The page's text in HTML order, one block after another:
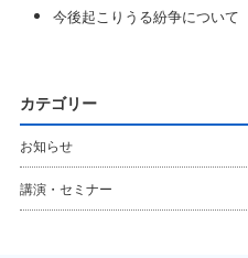
今後起こりうる紛争について
カテゴリー
お知らせ
講演・セミナー